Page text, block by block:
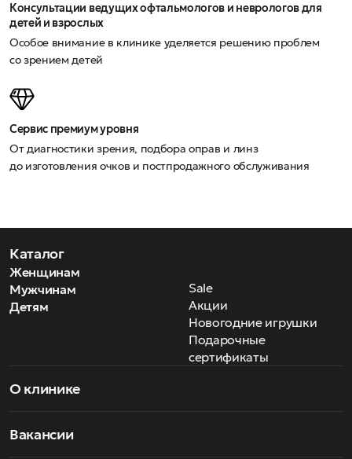
Консультации ведущих офтальмологов и неврологов для
детей и взрослых
Особое внимание в клинике уделяется решению проблем
со зрением детей
Сервис премиум уровня
От диагностики зрения, подбора оправ и линз
до изготовления очков и постпродажного обслуживания
Каталог
Женщинам
Мужчинам
Детям
Sale
Акции
Новогодние игрушки
Подарочные
сертификаты
О клинике
Вакансии